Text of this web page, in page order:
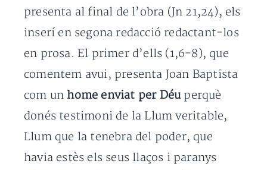
presenta al final de l’obra (Jn 21,24), els
inserí en segona redacció redactant-los
en prosa. El primer d’ells (1,6-8), que
comentem avui, presenta Joan Baptista
com un home enviat per Déu perquè
donés testimoni de la Llum veritable,
Llum que la tenebra del poder, que
havia estès els seus llaços i paranys